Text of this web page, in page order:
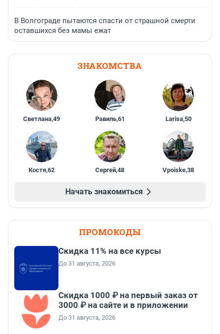
В Волгограде пытаются спасти от страшной смерти
оставшихся без мамы ежат
ЗНАКОМСТВА
Светлана,49 Равиль,61 Larisa,50
Костя,62 Сергей,48 Vpoiske,38
Начать знакомиться
ПРОМОКОДЫ
Скидка 11% на все курсы
До 31 августа, 2026
Скидка 1000 ₽ на первый заказ от
3000 ₽ на сайте и в приложении
До 31 августа, 2026